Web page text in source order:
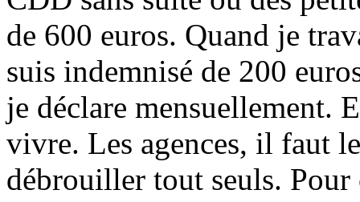
de 600 euros. Quand je
suis indemnisé de 200
je déclare mensuellement.
vivre. Les agences, il faut
débrouiller tout seuls.